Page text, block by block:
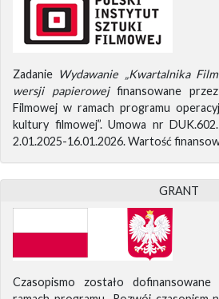
Zadanie Wydawanie „Kwartalnika
wersji papierowejfinansowane
Filmowej w ramach programu
kultury filmowej”. Umowa nr
2.01.2025-16.01.2026. Wartość
GRANT
Czasopismo zostało